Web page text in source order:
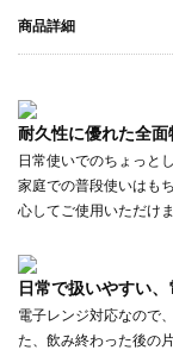
商品詳細
耐久性に優れた全
日常使いでのちょっと
家庭での普段使いはも
心してご使用いただけま
日常で扱いやすい
電子レンジ対応なので
た、飲み終わった後の